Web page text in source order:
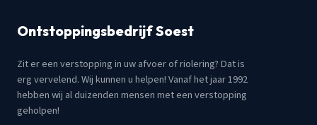
Ontstoppingsbedrijf Soest
Zit er een verstopping in uw afvoer of riolering? Dat is
erg vervelend. Wij kunnen u helpen! Vanaf het jaar 1992
hebben wij al duizenden mensen met een verstopping
geholpen!